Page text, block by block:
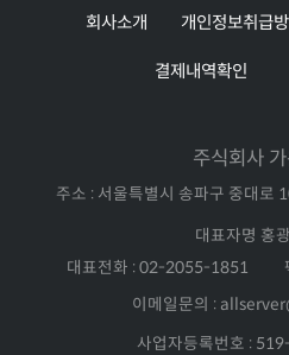
회사소개 개인정보취급
결제내역확인
주식회사
주소 : 서울특별시 송파구 중대로
대표자명 홍
대표전화 : 02-2055-1851
이메일문의 :
사업자등록번호 :